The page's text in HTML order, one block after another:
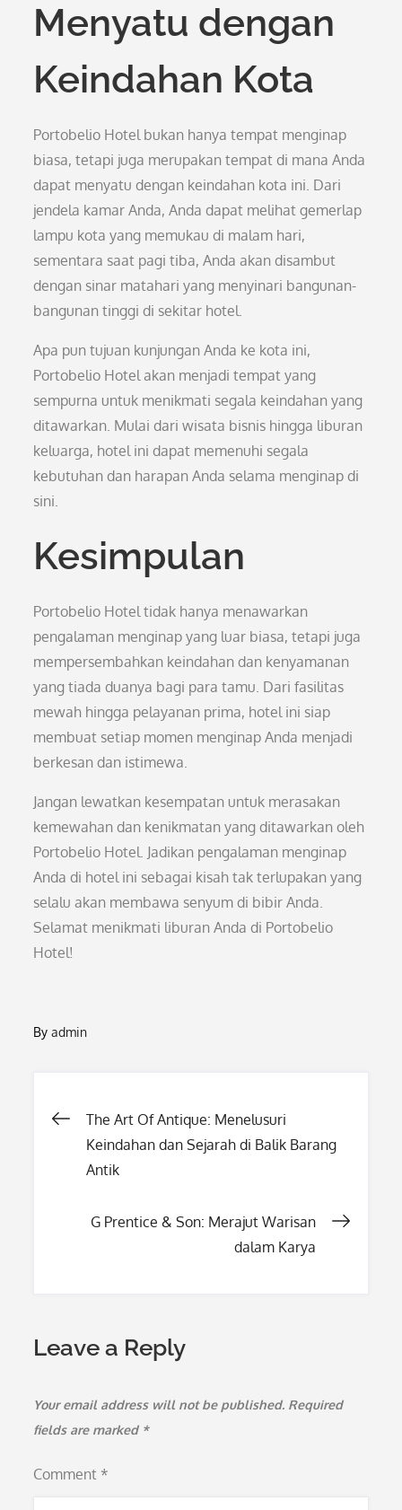
Menyatu dengan
Keindahan Kota
Portobelio Hotel bukan hanya tempat menginap
biasa, tetapi juga merupakan tempat di mana Anda
dapat menyatu dengan keindahan kota ini. Dari
jendela kamar Anda, Anda dapat melihat gemerlap
lampu kota yang memukau di malam hari,
sementara saat pagi tiba, Anda akan disambut
dengan sinar matahari yang menyinari bangunan-
bangunan tinggi di sekitar hotel.
Apa pun tujuan kunjungan Anda ke kota ini,
Portobelio Hotel akan menjadi tempat yang
sempurna untuk menikmati segala keindahan yang
ditawarkan. Mulai dari wisata bisnis hingga liburan
keluarga, hotel ini dapat memenuhi segala
kebutuhan dan harapan Anda selama menginap di
sini.
Kesimpulan
Portobelio Hotel tidak hanya menawarkan
pengalaman menginap yang luar biasa, tetapi juga
mempersembahkan keindahan dan kenyamanan
yang tiada duanya bagi para tamu. Dari fasilitas
mewah hingga pelayanan prima, hotel ini siap
membuat setiap momen menginap Anda menjadi
berkesan dan istimewa.
Jangan lewatkan kesempatan untuk merasakan
kemewahan dan kenikmatan yang ditawarkan oleh
Portobelio Hotel. Jadikan pengalaman menginap
Anda di hotel ini sebagai kisah tak terlupakan yang
selalu akan membawa senyum di bibir Anda.
Selamat menikmati liburan Anda di Portobelio
Hotel!
Byadmin
Post
navigation
The Art Of Antique: Menelusuri
Keindahan dan Sejarah di Balik Barang
Antik
G Prentice & Son: Merajut Warisan
dalam Karya
Leave a Reply
Your email address will not be published. Required
fields are marked *
Comment *